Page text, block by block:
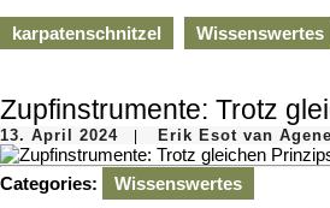
karpatenschnitzel Wissenswertes
Zupfinstrumente: Trotz
13. April 202413.
April
2024
Erik Esot van
Categories:
Wissenswertes